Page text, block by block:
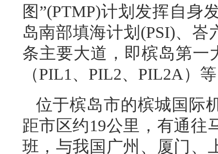
图”(PTMP)计划发挥自身
岛南部填海计划(PSI)、峇
条主要大道，即槟岛第
（PIL1、PIL2、PIL2A）
位于槟岛市的槟城国际
距市区约19公里，有通往
班，与我国广州、厦门、